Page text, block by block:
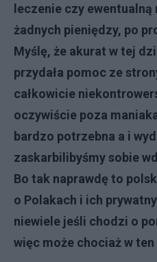
leczenie czy
żadnych pieniędzy, po
Myślę, że akurat w tej
przydała pomoc ze
całkowicie
oczywiście poza
bardzo potrzebna a i
zaskarbilibyśmy sobie
Bo tak naprawdę to
o Polakach i ich
niewiele jeśli chodzi o
więc może chociaż w ten